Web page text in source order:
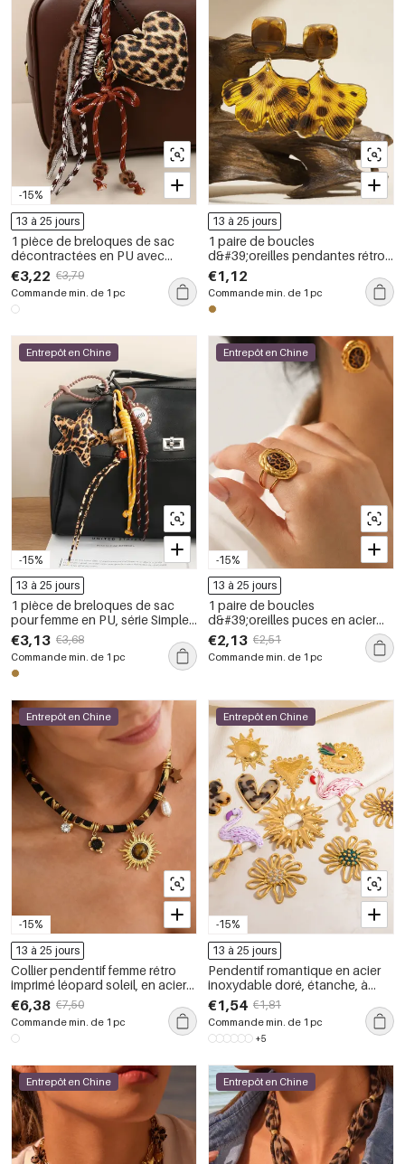
-15%
13 à 25 jours
1 pièce de breloques de sac
décontractées en PU avec
nœud et imprimé léopard et
cœur pour femme
€3,22 €3,79
Commande min. de 1 pc
13 à 25 jours
1 paire de boucles
d&#39;oreilles pendantes rétro
en acrylique motif feuille de
léopard
€1,12
Commande min. de 1 pc
-15%
Entrepôt en Chine
13 à 25 jours
1 pièce de breloques de sac
pour femme en PU, série Simple
Daily Star
€3,13 €3,68
Commande min. de 1 pc
-15%
Entrepôt en Chine
13 à 25 jours
1 paire de boucles
d&#39;oreilles puces en acier
inoxydable doré, imprimé
léopard
€2,13 €2,51
Commande min. de 1 pc
-15%
Entrepôt en Chine
13 à 25 jours
Collier pendentif femme rétro
imprimé léopard soleil, en acier
inoxydable étanche, couleur or
(1 pièce)
€6,38 €7,50
Commande min. de 1 pc
-15%
Entrepôt en Chine
13 à 25 jours
Pendentif romantique en acier
inoxydable doré, étanche, à
motif floral (1 pièce)
€1,54 €1,81
Commande min. de 1 pc
+5
Entrepôt en Chine Entrepôt en Chine